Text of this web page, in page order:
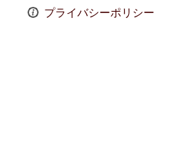
プライバシーポリシー